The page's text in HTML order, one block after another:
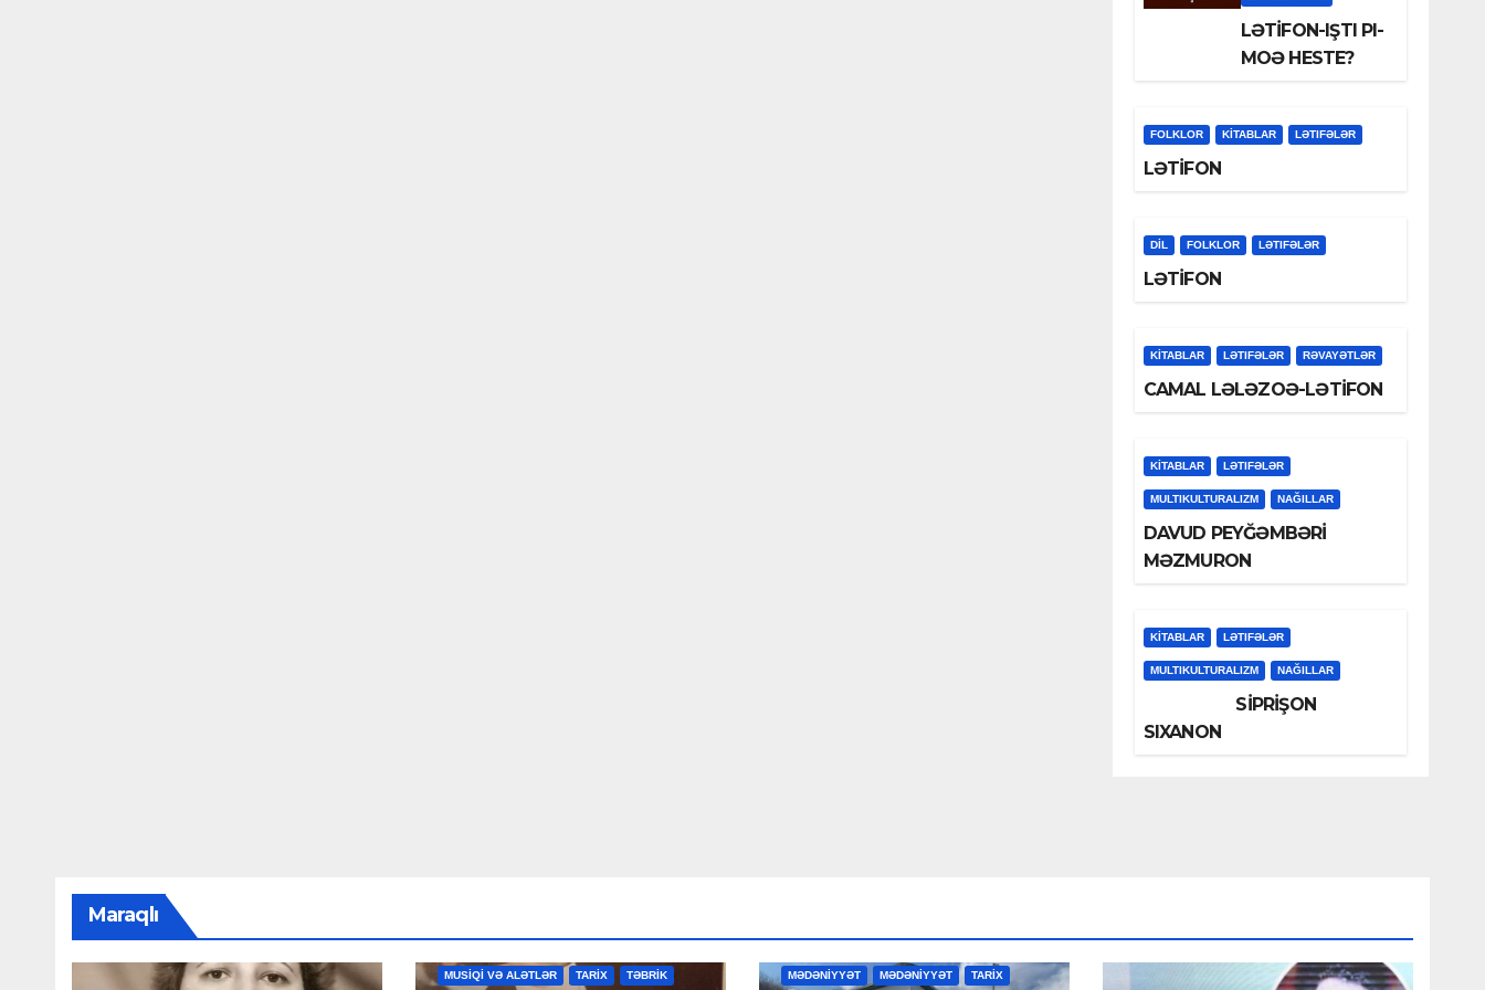
LƏTİFON-IŞTI PI-
MOƏ HESTE?
FOLKLOR KİTABLAR LƏTIFƏLƏR
LƏTİFON
DİL FOLKLOR LƏTIFƏLƏR
LƏTİFON
KİTABLAR LƏTIFƏLƏR RƏVAYƏTLƏR
CAMAL LƏLƏZOƏ-LƏTİFON
KİTABLAR LƏTIFƏLƏR
MULTIKULTURALIZM NAĞILLAR
DAVUD PEYĞƏMBƏRİ
MƏZMURON
KİTABLAR LƏTIFƏLƏR
MULTIKULTURALIZM NAĞILLAR
SİPRİŞON
SIXANON
Maraqlı
MAHNILAR MƏDƏNİYYƏT MƏDƏNİYYƏT
MUSİQİ VƏ ALƏTLƏR TARİX TƏBRİK MƏDƏNİYYƏT MƏDƏNİYYƏT TARİX